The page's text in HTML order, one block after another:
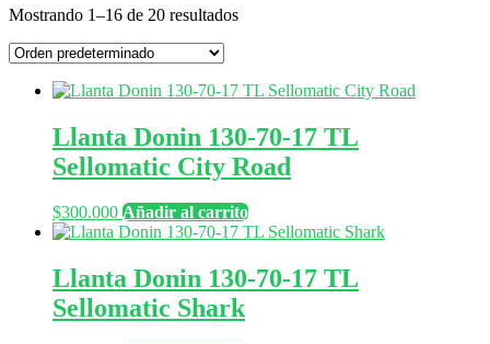
Mostrando 1–16 de 20 resultados
Llanta Donin 130-70-17 TL
Sellomatic City Road
$300.000 Añadir al carrito
Llanta Donin 130-70-17 TL
Sellomatic Shark